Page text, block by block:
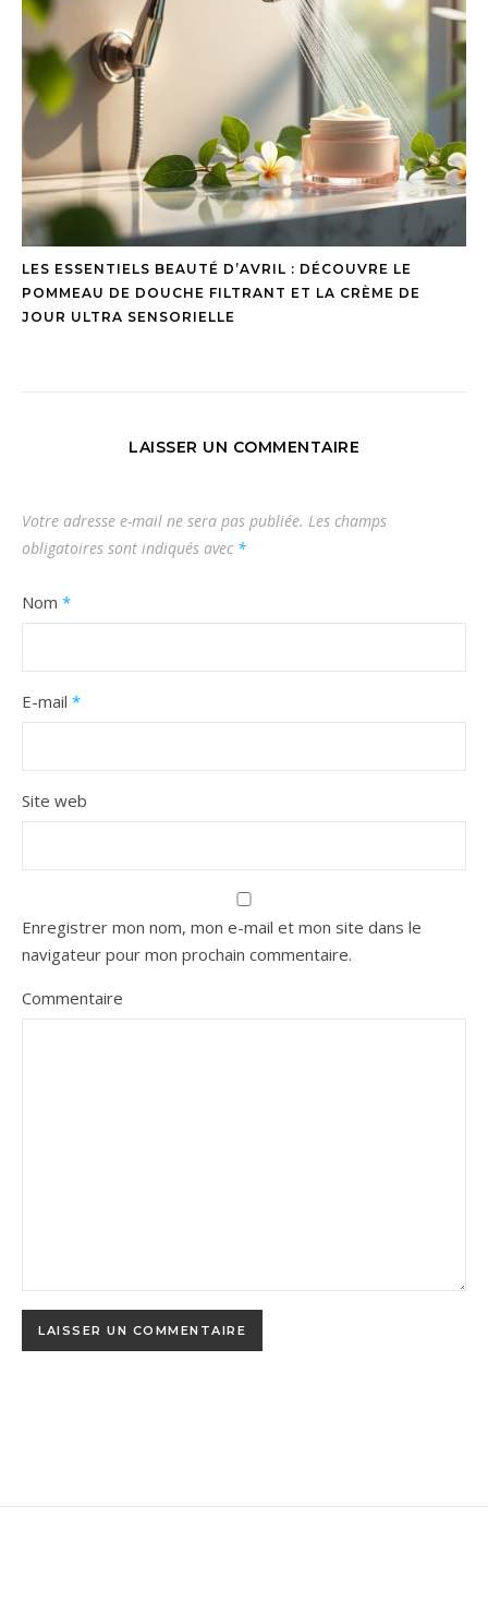
LES ESSENTIELS BEAUTÉ D’AVRIL : DÉCOUVRE LE
POMMEAU DE DOUCHE FILTRANT ET LA CRÈME DE
JOUR ULTRA SENSORIELLE
LAISSER UN COMMENTAIRE
Votre adresse e-mail ne sera pas publiée. Les champs
obligatoires sont indiqués avec *
Nom *
E-mail *
Site web
Enregistrer mon nom, mon e-mail et mon site dans le
navigateur pour mon prochain commentaire.
Commentaire